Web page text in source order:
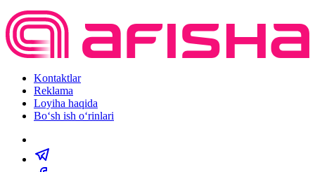
Kontaktlar
Reklama
Loyiha haqida
Bo‘sh ish o‘rinlari